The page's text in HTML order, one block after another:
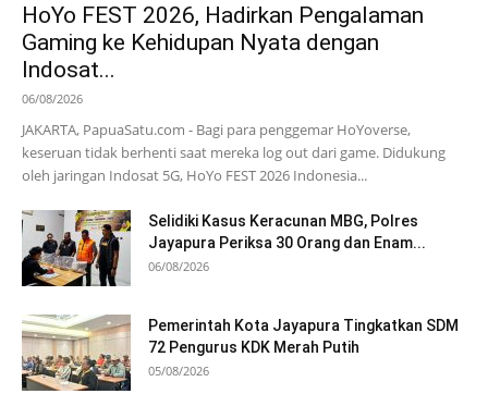
HoYo FEST 2026, Hadirkan Pengalaman
Gaming ke Kehidupan Nyata dengan
Indosat...
06/08/2026
JAKARTA, PapuaSatu.com - Bagi para penggemar HoYoverse,
keseruan tidak berhenti saat mereka log out dari game. Didukung
oleh jaringan Indosat 5G, HoYo FEST 2026 Indonesia...
Selidiki Kasus Keracunan MBG, Polres
Jayapura Periksa 30 Orang dan Enam...
06/08/2026
Pemerintah Kota Jayapura Tingkatkan SDM
72 Pengurus KDK Merah Putih
05/08/2026